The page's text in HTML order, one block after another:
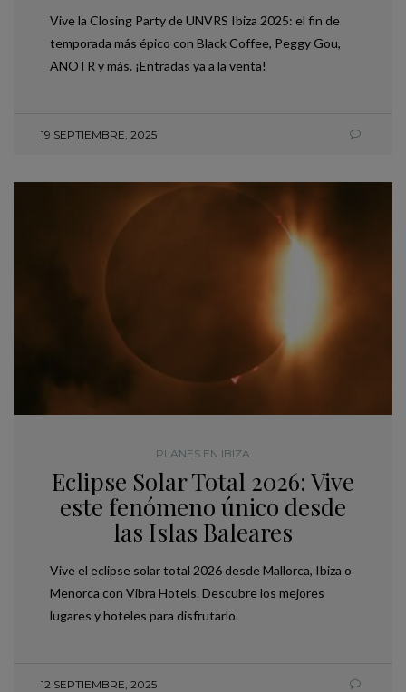
Vive la Closing Party de UNVRS Ibiza 2025: el fin de
temporada más épico con Black Coffee, Peggy Gou,
ANOTR y más. ¡Entradas ya a la venta!
19 SEPTIEMBRE, 2025
PLANES EN IBIZA
Eclipse Solar Total 2026: Vive
este fenómeno único desde
las Islas Baleares
Vive el eclipse solar total 2026 desde Mallorca, Ibiza o
Menorca con Vibra Hotels. Descubre los mejores
lugares y hoteles para disfrutarlo.
12 SEPTIEMBRE, 2025